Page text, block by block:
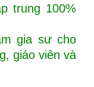
trung 100%
gia sư cho
giáo viên và